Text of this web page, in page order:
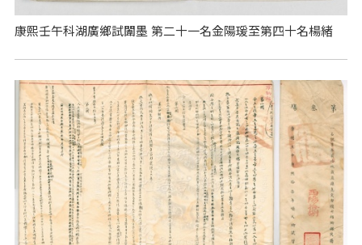
康熙壬午科湖廣鄉試闈墨 第二十一名金陽瑗至第四十名楊緒